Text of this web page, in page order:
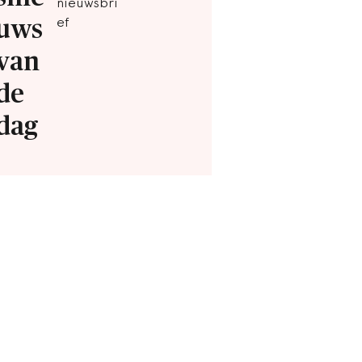
nieuwsbri
ef